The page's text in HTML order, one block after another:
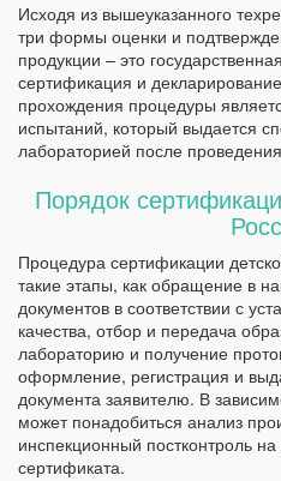
Исходя из вышеуказанного
три формы оценки и
продукции – это
сертификация и
прохождения процедуры
испытаний, который выдается
лабораторией после
Порядок
Процедура сертификации
такие этапы, как обращение в
документов в соответствии с
качества, отбор и передача
лабораторию и получение
оформление, регистрация и
документа заявителю. В
может понадобиться анализ
инспекционный постконтроль
сертификата.